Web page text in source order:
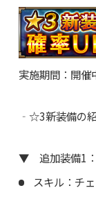
実施期間：開
‐☆3新装備の
▼ 追加装備1：
スキル：チ